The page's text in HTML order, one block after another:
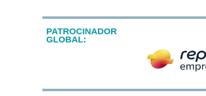
PATROCINADOR
GLOBAL: